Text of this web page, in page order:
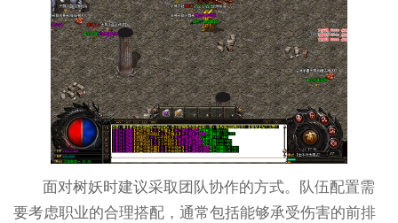
面对树妖时建议采取团队协作的方式。队伍配置需
要考虑职业的合理搭配，通常包括能够承受伤害的前排